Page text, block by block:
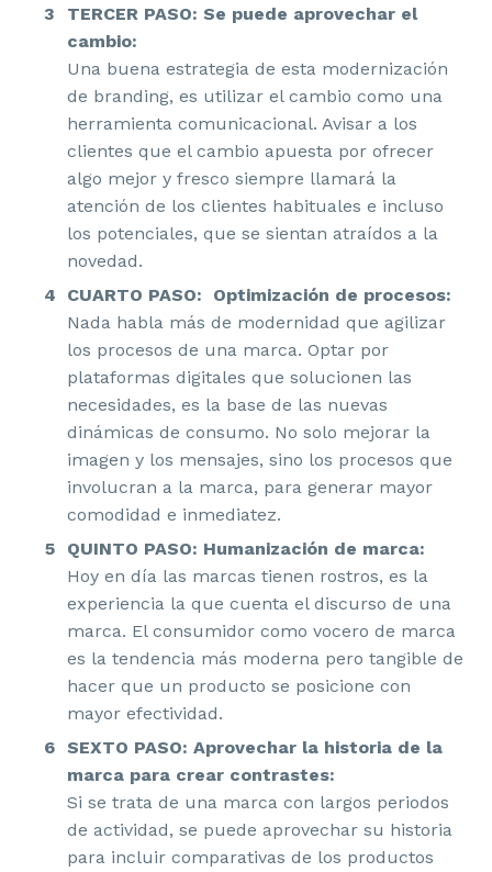
TERCER PASO: Se puede aprovechar el
cambio:
Una buena estrategia de esta modernización
de branding, es utilizar el cambio como una
herramienta comunicacional. Avisar a los
clientes que el cambio apuesta por ofrecer
algo mejor y fresco siempre llamará la
atención de los clientes habituales e incluso
los potenciales, que se sientan atraídos a la
novedad.
CUARTO PASO: Optimización de procesos:
Nada habla más de modernidad que agilizar
los procesos de una marca. Optar por
plataformas digitales que solucionen las
necesidades, es la base de las nuevas
dinámicas de consumo. No solo mejorar la
imagen y los mensajes, sino los procesos que
involucran a la marca, para generar mayor
comodidad e inmediatez.
QUINTO PASO: Humanización de marca:
Hoy en día las marcas tienen rostros, es la
experiencia la que cuenta el discurso de una
marca. El consumidor como vocero de marca
es la tendencia más moderna pero tangible de
hacer que un producto se posicione con
mayor efectividad.
SEXTO PASO: Aprovechar la historia de la
marca para crear contrastes:
Si se trata de una marca con largos periodos
de actividad, se puede aprovechar su historia
para incluir comparativas de los productos